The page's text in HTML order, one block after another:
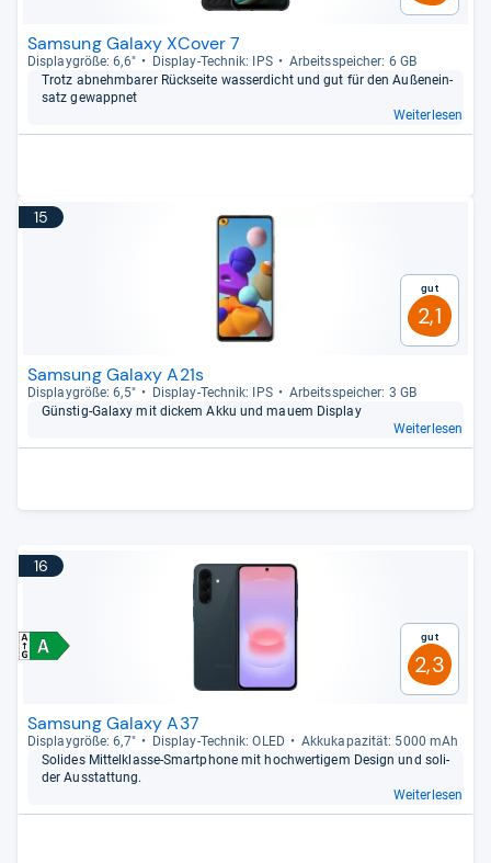
Samsung Galaxy XCover 7
Dis­play­größe: 6,6" Dis­play-​Tech­nik: IPS
Arbeitsspei­cher: 6 GB
Trotz abnehm­ba­rer Rück­seite was­ser­dicht und gut für den Außen­ein­
satz gewapp­net
Weiterlesen
15
Gut
2,1
Samsung Galaxy A21s
Dis­play­größe: 6,5" Dis­play-​Tech­nik: IPS
Arbeitsspei­cher: 3 GB
Güns­tig-​Galaxy mit dickem Akku und mauem Dis­play
Weiterlesen
16
Gut
2,3
Samsung Galaxy A37
Dis­play­größe: 6,7" Dis­play-​Tech­nik: OLED
Akku­ka­pa­zi­tät: 5000 mAh
Soli­des Mit­tel­klasse-​Smart­phone mit hoch­wer­ti­gem Design und soli­
der Aus­stat­tung.
Weiterlesen